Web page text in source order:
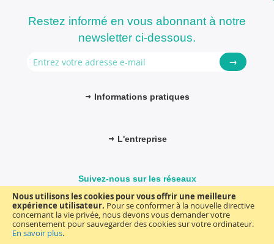
Nous utilisons les cookies pour vous offrir une meilleure
expérience utilisateur. Pour se conformer à la nouvelle directive
concernant la vie privée, nous devons vous demander votre
consentement pour sauvegarder des cookies sur votre ordinateur.
En savoir plus.
Restez informé en vous abonnant à notre
newsletter ci-dessous.
→
Informations pratiques
L'entreprise
Suivez-nous sur les réseaux
© FM-médical. Tous droits réservés 2025Termes et Conditions